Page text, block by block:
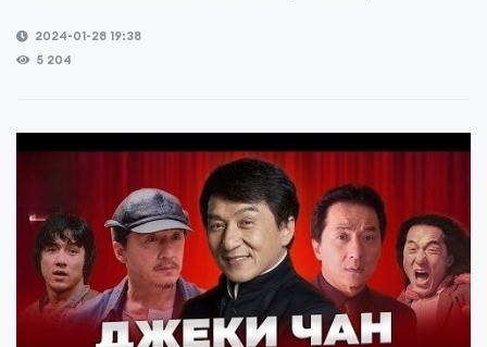
2024-01-28 19:38
5 204